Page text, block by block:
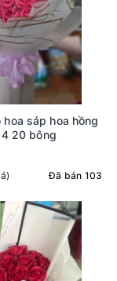
20 bông
Đã bán 103